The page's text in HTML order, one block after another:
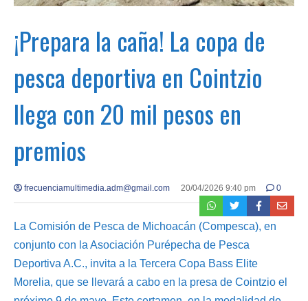
¡Prepara la caña! La copa de
pesca deportiva en Cointzio
llega con 20 mil pesos en
premios
frecuenciamultimedia.adm@gmail.com 20/04/2026 9:40 pm 0
La Comisión de Pesca de Michoacán (Compesca), en
conjunto con la Asociación Purépecha de Pesca
Deportiva A.C., invita a la Tercera Copa Bass Elite
Morelia, que se llevará a cabo en la presa de Cointzio el